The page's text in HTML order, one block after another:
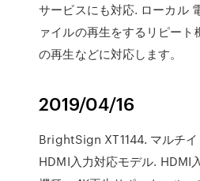
サービスにも対応. ローカル
ァイルの再生をするリピート
の再生などに対応します。
2019/04/16
BrightSign XT1144. マルチイ
HDMI入力対応モデル. HDMI